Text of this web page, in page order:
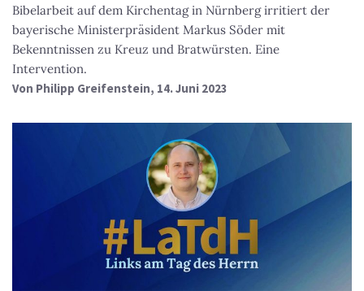
Bibelarbeit auf dem Kirchentag in Nürnberg irritiert der
bayerische Ministerpräsident Markus Söder mit
Bekenntnissen zu Kreuz und Bratwürsten. Eine
Intervention.
Von Philipp Greifenstein, 14. Juni 2023